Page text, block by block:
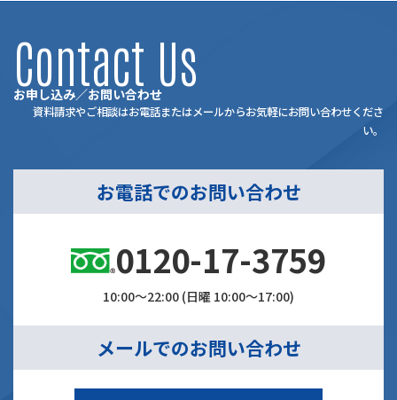
お申し込み／お問い合わせ
Contact Us
資料請求やご相談はお電話またはメールからお気軽にお問い合わせくださ
い。
お電話でのお問い合わせ
0120-17-3759
10:00～22:00 (日曜 10:00～17:00)
メールでのお問い合わせ